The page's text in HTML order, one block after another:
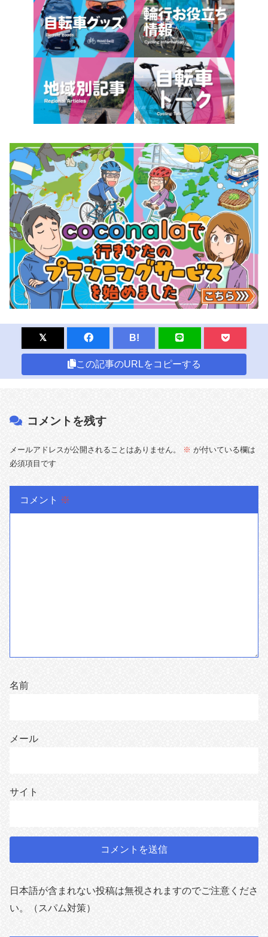
B!
この記事のURLをコピーする
コメントを残す
メールアドレスが公開されることはありません。 ※ が付いている欄は
必須項目です
コメント ※
名前
メール
サイト
日本語が含まれない投稿は無視されますのでご注意くださ
い。（スパム対策）